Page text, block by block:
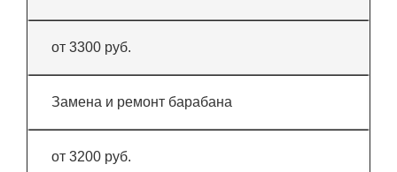
от 3300 руб.
Замена и ремонт барабана
от 3200 руб.